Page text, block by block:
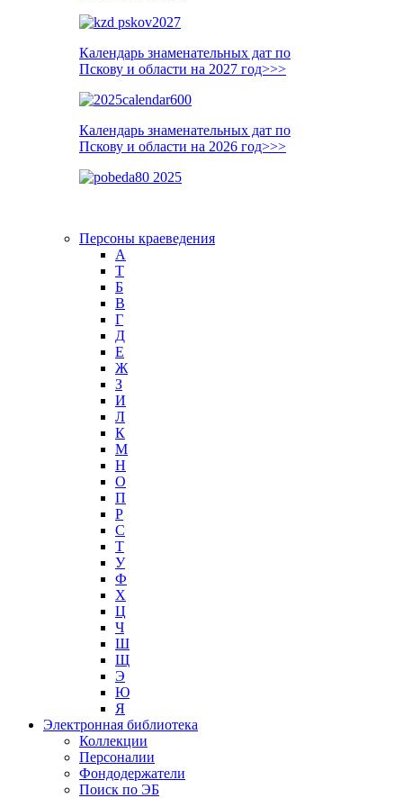
Календарь знаменательных дат по
Пскову и области на 2027 год>>>
Календарь знаменательных дат по
Пскову и области на 2026 год>>>
Персоны краеведения
А
T
Б
В
Г
Д
Е
Ж
З
И
Л
К
М
Н
О
П
Р
С
Т
У
Ф
Х
Ц
Ч
Ш
Щ
Э
Ю
Я
Электронная библиотека
Коллекции
Персоналии
Фондодержатели
Поиск по ЭБ